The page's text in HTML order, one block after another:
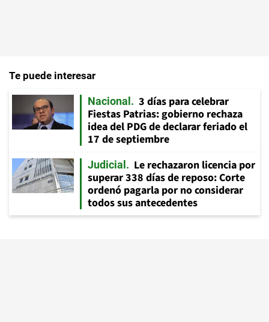
Te puede interesar
Nacional
3 días para celebrar
Fiestas Patrias: gobierno rechaza
idea del PDG de declarar feriado el
17 de septiembre
Judicial
Le rechazaron licencia por
superar 338 días de reposo: Corte
ordenó pagarla por no considerar
todos sus antecedentes